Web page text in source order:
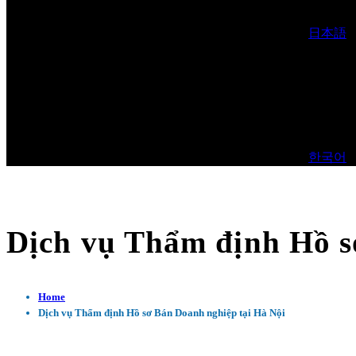
日本語
한국어
Dịch vụ Thẩm định Hồ
Home
Dịch vụ Thẩm định Hồ sơ Bán Doanh nghiệp tại Hà Nội